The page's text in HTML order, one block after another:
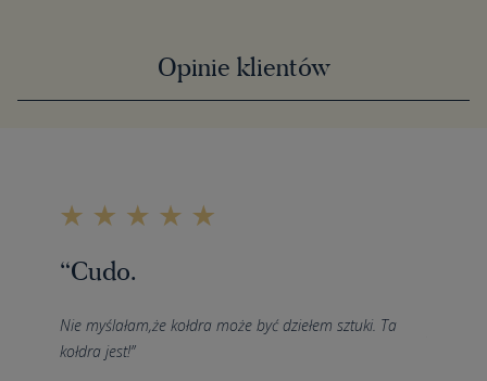
Opinie klientów
“Cudo.
Nie myślałam,że kołdra może być dziełem sztuki. Ta
kołdra jest!”